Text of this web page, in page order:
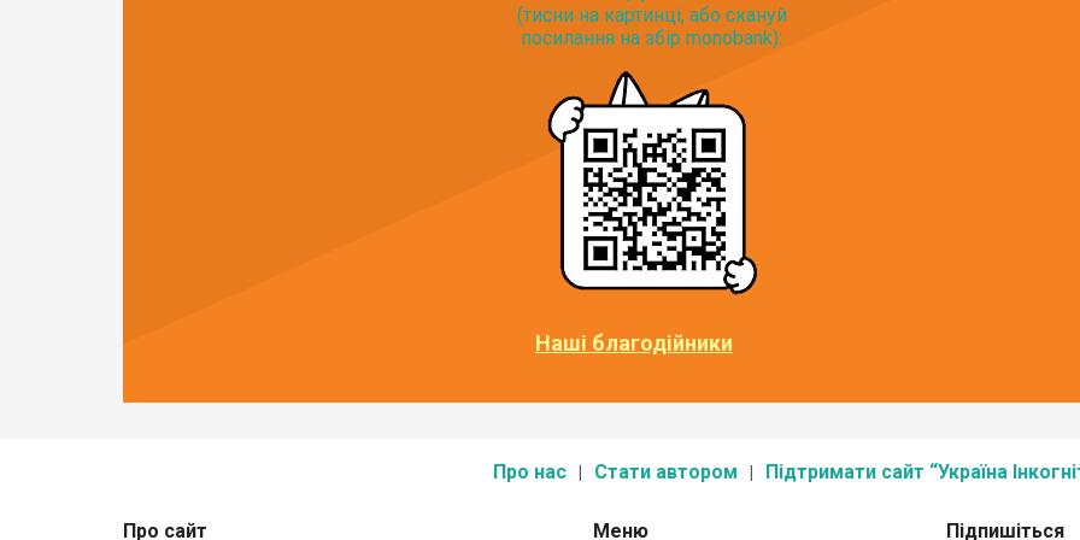
(тисни на картинці, або скануй
посилання на збір monobank):
Наші благодійники
Про нас Стати автором Підтримати сайт “Україна
Про сайт Меню Підпишіться